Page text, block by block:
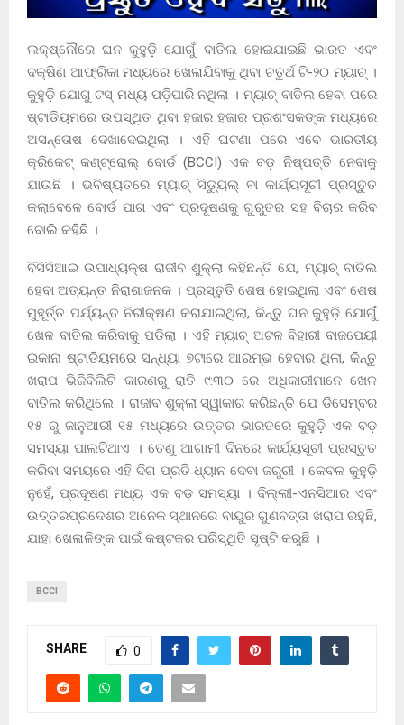
ଲକ୍ଷ୍ନୌରେ ଘନ କୁହୁଡ଼ି ଯୋଗୁଁ ବାତିଲ ହୋଇଯାଇଛି ଭାରତ ଏବଂ
ଦକ୍ଷିଣ ଆଫ୍ରିକା ମଧ୍ୟରେ ଖେଳାଯିବାକୁ ଥିବା ଚତୁର୍ଥ ଟି-୨୦ ମ୍ୟାଚ୍ ।
କୁହୁଡ଼ି ଯୋଗୁ ଟସ୍ ମଧ୍ୟ ପଡ଼ିପାରି ନଥିଲା । ମ୍ୟାଚ୍ ବାତିଲ ହେବା ପରେ
ଷ୍ଟାଡିୟମରେ ଉପସ୍ଥିତ ଥିବା ହଜାର ହଜାର ପ୍ରଶଂସକଙ୍କ ମଧ୍ୟରେ
ଅସନ୍ତୋଷ ଦେଖାଦେଇଥିଲା । ଏହି ଘଟଣା ପରେ ଏବେ ଭାରତୀୟ
କ୍ରିକେଟ୍ କଣ୍ଟ୍ରୋଲ୍ ବୋର୍ଡ (BCCI) ଏକ ବଡ଼ ନିଷ୍ପତ୍ତି ନେବାକୁ
ଯାଉଛି । ଭବିଷ୍ୟତରେ ମ୍ୟାଚ୍ ସିଡ୍ୟୁଲ୍ ବା କାର୍ଯ୍ୟସୂଚୀ ପ୍ରସ୍ତୁତ
କଲାବେଳେ ବୋର୍ଡ ପାଗ ଏବଂ ପ୍ରଦୂଷଣକୁ ଗୁରୁତର ସହ ବିଚାର କରିବ
ବୋଲି କହିଛି ।
ବିସିସିଆଇ ଉପାଧ୍ୟକ୍ଷ ରାଜୀବ ଶୁକ୍ଲା କହିଛନ୍ତି ଯେ, ମ୍ୟାଚ୍ ବାତିଲ
ହେବା ଅତ୍ୟନ୍ତ ନିରାଶାଜନକ । ପ୍ରସ୍ତୁତି ଶେଷ ହୋଇଥିଲା ଏବଂ ଶେଷ
ମୁହୂର୍ତ୍ତ ପର୍ଯ୍ୟନ୍ତ ନିରୀକ୍ଷଣ କରାଯାଇଥିଲା, କିନ୍ତୁ ଘନ କୁହୁଡ଼ି ଯୋଗୁଁ
ଖେଳ ବାତିଲ କରିବାକୁ ପଡିଲା । ଏହି ମ୍ୟାଚ୍ ଅଟଳ ବିହାରୀ ବାଜପେୟୀ
ଇକାନା ଷ୍ଟାଡିୟମରେ ସନ୍ଧ୍ୟା ୭ଟାରେ ଆରମ୍ଭ ହେବାର ଥିଲା, କିନ୍ତୁ
ଖରାପ ଭିଜିବିଲିଟି କାରଣରୁ ରାତି ୯:୩୦ ରେ ଅଧିକାରୀମାନେ ଖେଳ
ବାତିଲ କରିଥିଲେ । ରାଜୀବ ଶୁକ୍ଲା ସ୍ୱୀକାର କରିଛନ୍ତି ଯେ ଡିସେମ୍ବର
୧୫ ରୁ ଜାନୁଆରୀ ୧୫ ମଧ୍ୟରେ ଉତ୍ତର ଭାରତରେ କୁହୁଡ଼ି ଏକ ବଡ଼
ସମସ୍ୟା ପାଲଟିଥାଏ । ତେଣୁ ଆଗାମୀ ଦିନରେ କାର୍ଯ୍ୟସୂଚୀ ପ୍ରସ୍ତୁତ
କରିବା ସମୟରେ ଏହି ଦିଗ ପ୍ରତି ଧ୍ୟାନ ଦେବା ଜରୁରୀ । କେବଳ କୁହୁଡ଼ି
ନୁହେଁ, ପ୍ରଦୂଷଣ ମଧ୍ୟ ଏକ ବଡ଼ ସମସ୍ୟା । ଦିଲ୍ଲୀ-ଏନସିଆର ଏବଂ
ଉତ୍ତରପ୍ରଦେଶର ଅନେକ ସ୍ଥାନରେ ବାୟୁର ଗୁଣବତ୍ତା ଖରାପ ରହୁଛି,
ଯାହା ଖେଳାଳିଙ୍କ ପାଇଁ କଷ୍ଟକର ପରିସ୍ଥିତି ସୃଷ୍ଟି କରୁଛି ।
BCCI
SHARE 0